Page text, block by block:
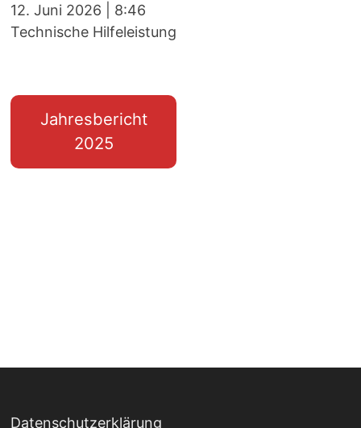
12. Juni 2026
8:46
Technische Hilfeleistung
Jahresbericht
2025
Datenschutzerklärung